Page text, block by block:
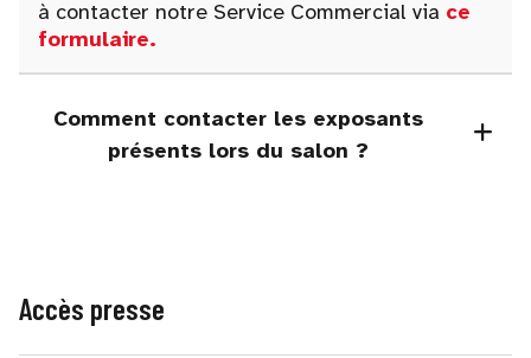
à contacter notre Service Commercial via ce
formulaire.
Comment contacter les exposants
présents lors du salon ?
Accès presse